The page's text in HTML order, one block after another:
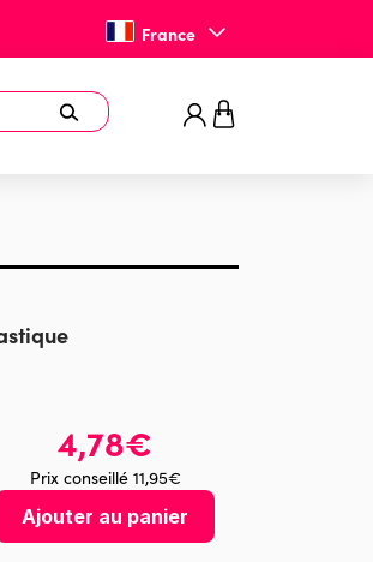
France
4,78€
Prix conseillé 11,95€
Ajouter au panier